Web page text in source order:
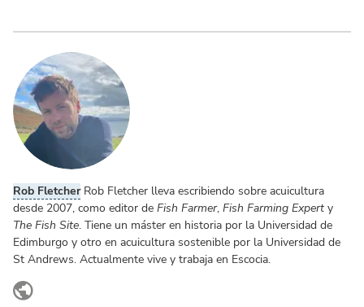
Rob Fletcher Rob Fletcher lleva escribiendo sobre acuicultura
desde 2007, como editor de Fish Farmer, Fish Farming Experty
The Fish Site. Tiene un máster en historia por la Universidad de
Edimburgo y otro en acuicultura sostenible por la Universidad de
St Andrews. Actualmente vive y trabaja en Escocia.
www.linkedin.com